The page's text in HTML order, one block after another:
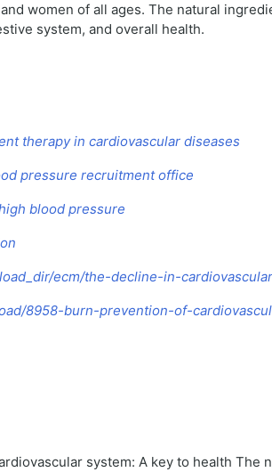
women of all ages. The natural
system, and overall health.
therapy in cardiovascular diseases
pressure recruitment office
blood pressure
ecm/the-decline-in-
8958-burn-prevention-of-
system: A key to health